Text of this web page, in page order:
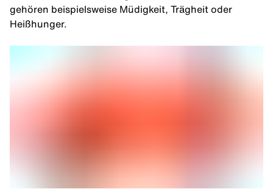
gehören beispielsweise Müdigkeit, Trägheit oder
Heißhunger.